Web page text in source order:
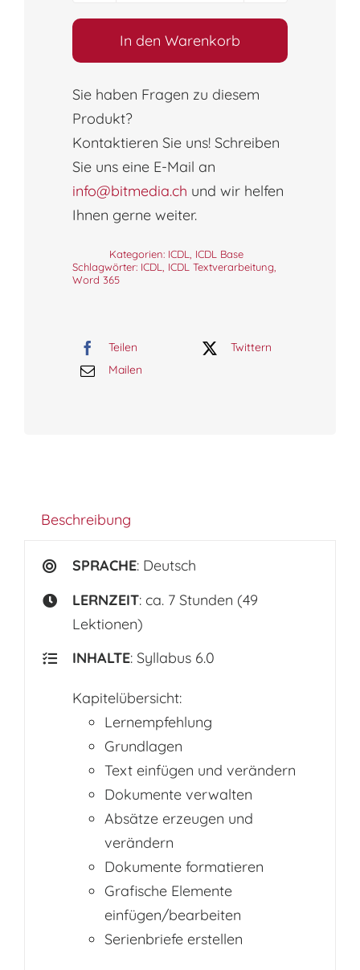
–
365
2019)
Syllabus
6.0
(Online-
Menge
In den Warenkorb
Sie haben Fragen zu diesem
Produkt?
Kontaktieren Sie uns! Schreiben
Sie uns eine E-Mail an
info@bitmedia.ch und wir helfen
Ihnen gerne weiter.
Kategorien: ICDL, ICDL Base
Schlagwörter: ICDL, ICDL Textverarbeitung,
Word 365
Teilen
Twittern
Mailen
Beschreibung
SPRACHE: Deutsch
LERNZEIT: ca. 7 Stunden (49
Lektionen)
INHALTE: Syllabus 6.0
Kapitelübersicht:
Lernempfehlung
Grundlagen
Text einfügen und verändern
Dokumente verwalten
Absätze erzeugen und
verändern
Dokumente formatieren
Grafische Elemente
einfügen/bearbeiten
Serienbriefe erstellen